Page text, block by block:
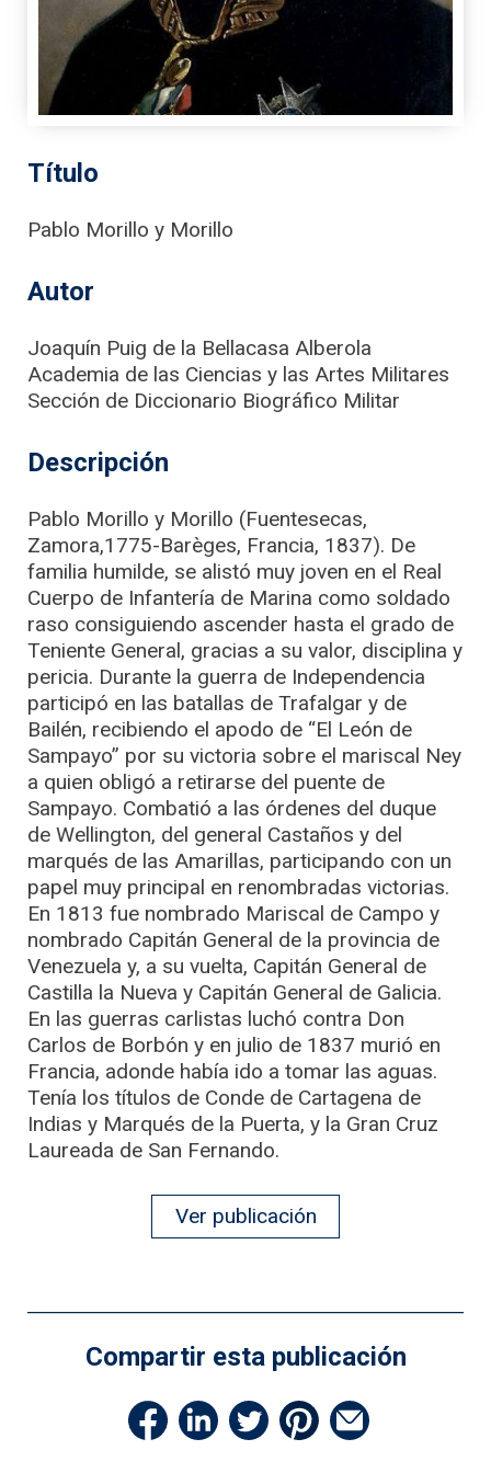
Título
Pablo Morillo y Morillo
Autor
Joaquín Puig de la Bellacasa Alberola
Academia de las Ciencias y las Artes Militares
Sección de Diccionario Biográfico Militar
Descripción
Pablo Morillo y Morillo (Fuentesecas,
Zamora,1775-Barèges, Francia, 1837). De
familia humilde, se alistó muy joven en el Real
Cuerpo de Infantería de Marina como soldado
raso consiguiendo ascender hasta el grado de
Teniente General, gracias a su valor, disciplina y
pericia. Durante la guerra de Independencia
participó en las batallas de Trafalgar y de
Bailén, recibiendo el apodo de “El León de
Sampayo” por su victoria sobre el mariscal Ney
a quien obligó a retirarse del puente de
Sampayo. Combatió a las órdenes del duque
de Wellington, del general Castaños y del
marqués de las Amarillas, participando con un
papel muy principal en renombradas victorias.
En 1813 fue nombrado Mariscal de Campo y
nombrado Capitán General de la provincia de
Venezuela y, a su vuelta, Capitán General de
Castilla la Nueva y Capitán General de Galicia.
En las guerras carlistas luchó contra Don
Carlos de Borbón y en julio de 1837 murió en
Francia, adonde había ido a tomar las aguas.
Tenía los títulos de Conde de Cartagena de
Indias y Marqués de la Puerta, y la Gran Cruz
Laureada de San Fernando.
Ver publicación
Compartir esta publicación